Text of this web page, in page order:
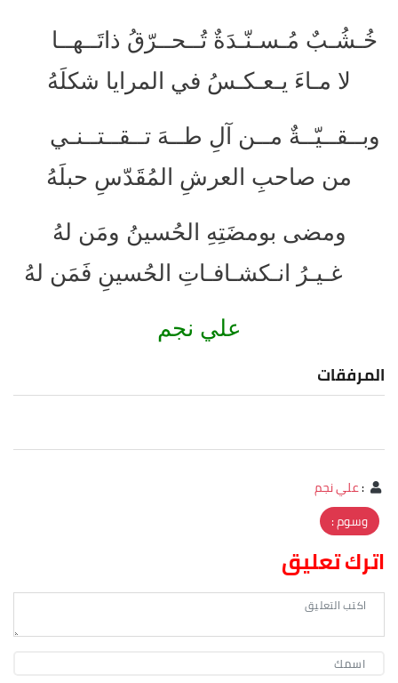
خُـشُـبٌ مُـسـنّـدَةٌ تُــحــرّقُ ذاتَــهــا
لا مـاءَ يـعـكـسُ في المرايا شكلَهُ
وبــقــيّــةٌ مــن آلِ طــهَ تــقــتــنـي
من صاحبِ العرشِ المُقَدّسِ حبلَهُ
ومضى بومضَتِهِ الحُسينُ ومَن لهُ
غـيـرُ انـكشـافـاتِ الحُسينِ فَمَن لهُ
علي نجم
المرفقات
:علي نجم
وسوم :
اترك تعليق